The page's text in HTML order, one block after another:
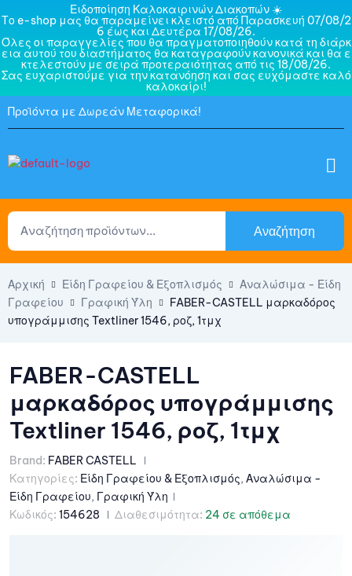
Ειδοποίηση Καλοκαιρινών Διακοπών ☀️
Το e-shop μας θα παραμείνει κλειστό από Παρασκευή 07/08/2
6 έως και Δευτέρα 17/08/26.
Όλες οι παραγγελίες που θα πραγματοποιηθούν κατά τη διάρκ
εια αυτού του διαστήματος θα καταγραφούν κανονικά και θα ε
κτελεστούν με σειρά προτεραιότητας από τις 18/08/26.
Σας ευχαριστούμε για την κατανόηση και σας ευχόμαστε καλό
καλοκαίρι!
Προϊόντα με Δωρεάν Μεταφορικά!
Αναζήτηση
Αρχική Είδη Γραφείου & Εξοπλισμός
Αναλώσιμα - Είδη
Γραφείου
Γραφική Ύλη
FABER-CASTELL μαρκαδόρος
υπογράμμισης Textliner 1546, ροζ, 1τμχ
FABER-CASTELL
μαρκαδόρος υπογράμμισης
Textliner 1546, ροζ, 1τμχ
Brand: FABER CASTELL
Κατηγορίες: Είδη Γραφείου & Εξοπλισμός, Αναλώσιμα -
Είδη Γραφείου, Γραφική Ύλη
Κωδικός: 154628 Διαθεσιμότητα: 24 σε απόθεμα